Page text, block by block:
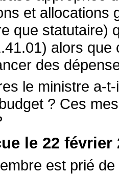
et allocations
que statutaire)
alors
des
le ministre a-
? Ces
le 22 février
est prié